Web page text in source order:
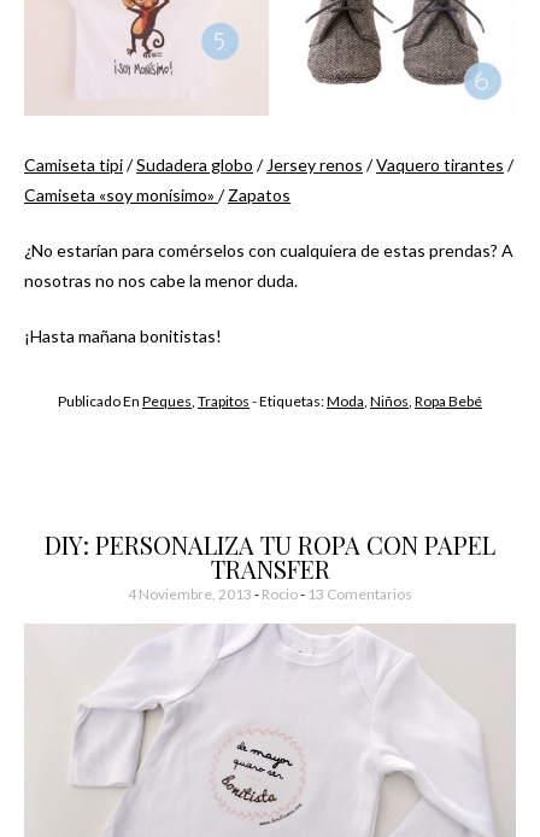
Camiseta tipi/Sudadera globo / Jersey renos /Vaquero tirantes /
Camiseta «soy monísimo» /Zapatos
¿No estarían para comérselos con cualquiera de estas prendas? A
nosotras no nos cabe la menor duda.
¡Hasta mañana bonitistas!
Publicado En Peques, Trapitos - Etiquetas:Moda, Niños, Ropa Bebé
DIY: PERSONALIZA TU ROPA CON PAPEL
TRANSFER
4 Noviembre, 2013 - Rocio 13 Comentarios